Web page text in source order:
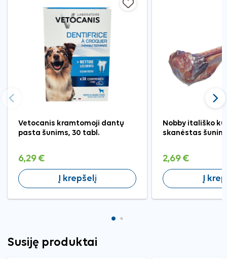
Vetocanis kramtomoji dantų
pasta šunims, 30 tabl.
6,29 €
Į krepšelį
Nobby itališko
skanėstas
2,69 €
Į
Ankstesnis
Susiję produktai